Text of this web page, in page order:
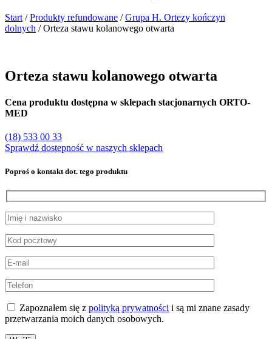
Start /Produkty refundowane /Grupa H. Ortezy kończyn
dolnych / Orteza stawu kolanowego otwarta
Orteza stawu kolanowego otwarta
Cena produktu dostępna w sklepach stacjonarnych ORTO-
MED
(18) 533 00 33
Sprawdź dostepność w naszych sklepach
Poproś o kontakt dot. tego produktu
Zapoznałem się z polityką prywatności i są mi znane zasady
przetwarzania moich danych osobowych.